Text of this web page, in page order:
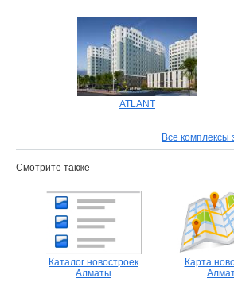
ATLANT
Все комплексы
Смотрите также
Каталог новостроек
Алматы
Карта